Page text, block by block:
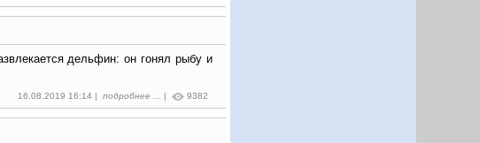
дельфин: он гонял рыбу и
16.08.2019 16:14 | подробнее ... | 9382